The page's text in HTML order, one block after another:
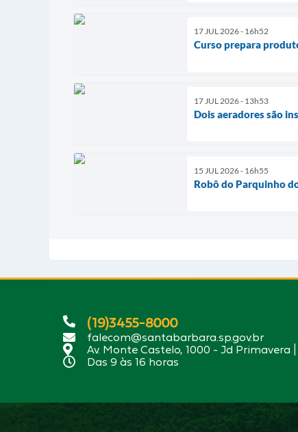
17 JUL 2026 - 16h52
Curso prepara
17 JUL 2026 - 13h53
Dois aeradores são
15 JUL 2026 - 16h55
Robô do Parquinho
(19)3455-8000
falecom@santabarbara.sp.gov.br
Av. Monte Castelo, 1000 - Jd Primavera |
Das 9 às 16 horas